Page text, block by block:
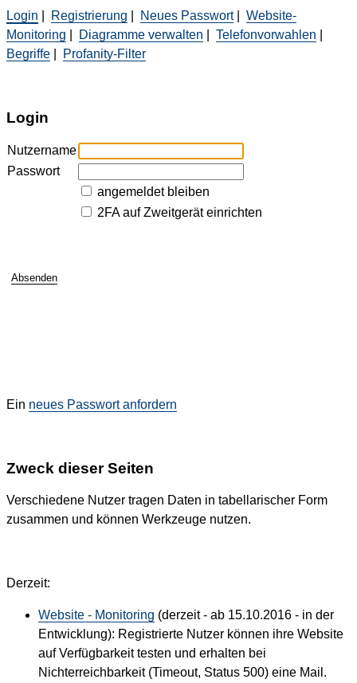
Login Registrierung Neues Passwort| Website-
Monitoring
Diagramme verwalten Telefonvorwahlen
Begriffe
Profanity-Filter
Login
Nutzername
Passwort
angemeldet bleiben
2FA auf Zweitgerät einrichten
Absenden
Ein neues Passwort anfordern
Zweck dieser Seiten
Verschiedene Nutzer tragen Daten in tabellarischer Form
zusammen und können Werkzeuge nutzen.
Derzeit:
Website - Monitoring (derzeit - ab 15.10.2016 - in der
Entwicklung): Registrierte Nutzer können ihre Website
auf Verfügbarkeit testen und erhalten bei
Nichterreichbarkeit (Timeout, Status 500) eine Mail.